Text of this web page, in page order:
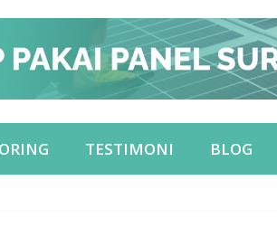
TESTIMONI BLOG